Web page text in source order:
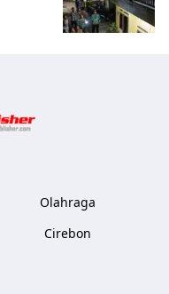
Olahraga
Cirebon